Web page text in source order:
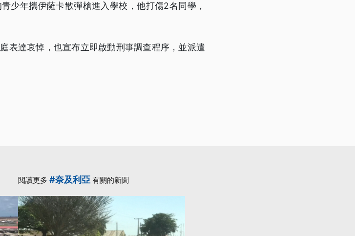
少年攜伊薩卡散彈槍進入學校，他打傷2名同學，
表達哀悼，也宣布立即啟動刑事調查程序，並派遣
閱讀更多 #奈及利亞 有關的新聞